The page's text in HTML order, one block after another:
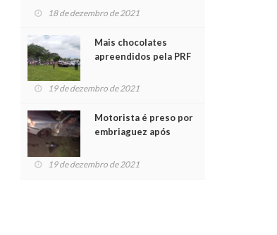
mulher em cárcere
18 de dezembro de 2021
Mais chocolates
apreendidos pela PRF
crianças no Natal
19 de dezembro de 2021
Motorista é preso por
embriaguez após
feridos
19 de dezembro de 2021